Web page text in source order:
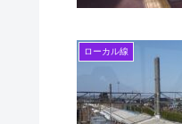
ローカル線